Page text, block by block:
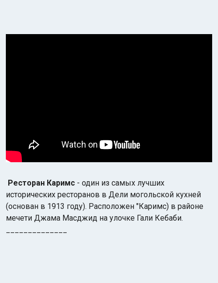
Ресторан Каримс - один из самых лучших
исторических ресторанов в Дели могольской кухней
(основан в 1913 году). Расположен "Каримс) в районе
мечети Джама Масджид на улочке Гали Кебаби.